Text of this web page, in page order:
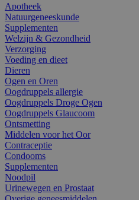
Apotheek
Natuurgeneeskunde
Supplementen
Welzijn & Gezondheid
Verzorging
Voeding en dieet
Dieren
Ogen en Oren
Oogdruppels allergie
Oogdruppels Droge Ogen
Oogdruppels Glaucoom
Ontsmetting
Middelen voor het Oor
Contraceptie
Condooms
Supplementen
Noodpil
Urinewegen en Prostaat